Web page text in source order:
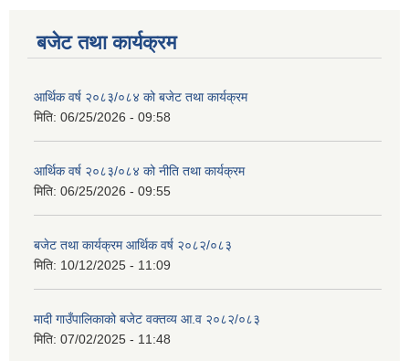
बजेट तथा कार्यक्रम
आर्थिक वर्ष २०८३/०८४ को बजेट तथा कार्यक्रम
मिति: 06/25/2026 - 09:58
आर्थिक वर्ष २०८३/०८४ को नीति तथा कार्यक्रम
मिति: 06/25/2026 - 09:55
बजेट तथा कार्यक्रम आर्थिक वर्ष २०८२/०८३
मिति: 10/12/2025 - 11:09
मादी गाउँपालिकाको बजेट वक्तव्य आ.व २०८२/०८३
मिति: 07/02/2025 - 11:48